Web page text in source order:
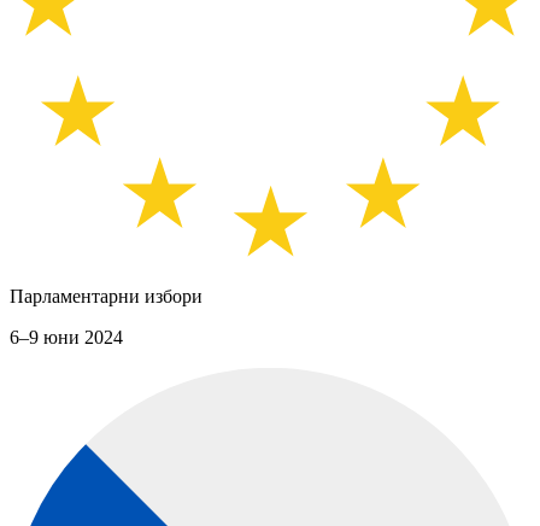
Парламентарни избори
6–9 юни 2024